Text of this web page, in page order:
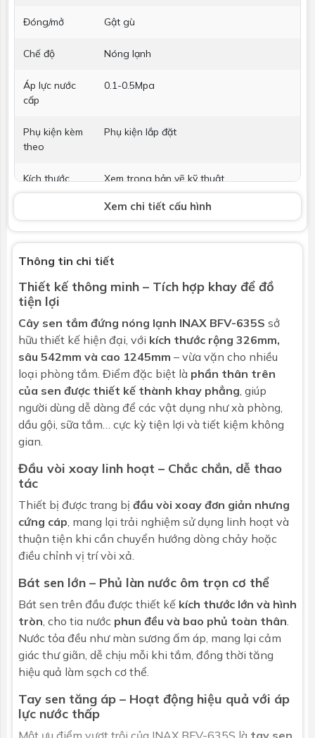
Đóng/mở Gật gù
Chế độ Nóng lạnh
Áp lực nước
cấp
0.1-0.5Mpa
Phụ kiện kèm
theo
Phụ kiện lắp đặt
Kích thước Xem trong bản vẽ kỹ thuật
Phần trên thân vòi có thể dùng làm
khay để đồ
Bảo hành Nhấp để xem chính sách bảo hành
Tay sen
Chức năng Đơn chức năng
Massage Không
Tăng áp Có
Chất liệu Nhựa mạ Crom
Bảo hành
Bát sen
Hình dáng Chữ nhật
Kích thước 189 x 300 mm
Dây sen
Chất liệu Nhựa metalic 5 lớp
Chiều dài dây
sen
150cm
Xem chi tiết cấu hình
Thông tin chi tiết
Thiết kế thông minh – Tích hợp khay để đồ
tiện lợi
Cây sen tắm đứng nóng lạnh INAX BFV-635S sở
hữu thiết kế hiện đại, với kích thước rộng 326mm,
sâu 542mm và cao 1245mm – vừa vặn cho nhiều
loại phòng tắm. Điểm đặc biệt là phần thân trên
của sen được thiết kế thành khay phẳng , giúp
người dùng dễ dàng để các vật dụng như xà phòng,
dầu gội, sữa tắm… cực kỳ tiện lợi và tiết kiệm không
gian.
Đầu vòi xoay linh hoạt – Chắc chắn, dễ thao
tác
Thiết bị được trang bị đầu vòi xoay đơn giản nhưng
cứng cáp , mang lại trải nghiệm sử dụng linh hoạt và
thuận tiện khi cần chuyển hướng dòng chảy hoặc
điều chỉnh vị trí vòi xả.
Bát sen lớn – Phủ làn nước ôm trọn cơ thể
Bát sen trên đầu được thiết kế kích thước lớn và hình
tròn , cho tia nước phun đều và bao phủ toàn thân
Nước tỏa đều như màn sương ấm áp, mang lại cảm
giác thư giãn, dễ chịu mỗi khi tắm, đồng thời tăng
hiệu quả làm sạch cơ thể.
Tay sen tăng áp – Hoạt động hiệu quả với áp
lực nước thấp
Một ưu điểm vượt trội của INAX BFV-635S là tay sen